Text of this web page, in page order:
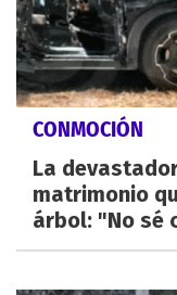
CONMOCIÓN
La
matrimonio
árbol: "No sé